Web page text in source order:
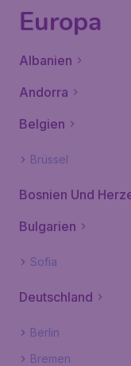
Europa
Albanien
Andorra
Belgien
Brüssel
Bosnien Und
Bulgarien
Sofia
Deutschland
Berlin
Bremen